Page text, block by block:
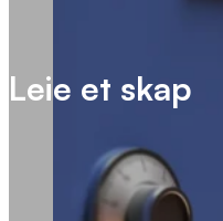
Leie et skap